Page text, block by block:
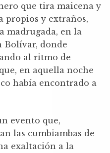
que tira maicena y
propios y extraños,
madrugada, en la
Bolívar, donde
al ritmo de
en aquella noche
había encontrado a
evento que,
las cumbiambas de
exaltación a la